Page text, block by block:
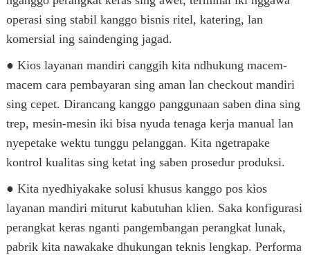
operasi sing stabil kanggo bisnis ritel, katering, lan
komersial ing saindenging jagad.
● Kios layanan mandiri canggih kita ndhukung macem-
macem cara pembayaran sing aman lan checkout mandiri
sing cepet. Dirancang kanggo panggunaan saben dina sing
trep, mesin-mesin iki bisa nyuda tenaga kerja manual lan
nyepetake wektu tunggu pelanggan. Kita ngetrapake
kontrol kualitas sing ketat ing saben prosedur produksi.
● Kita nyedhiyakake solusi khusus kanggo pos kios
layanan mandiri miturut kabutuhan klien. Saka konfigurasi
perangkat keras nganti pangembangan perangkat lunak,
pabrik kita nawakake dhukungan teknis lengkap. Performa